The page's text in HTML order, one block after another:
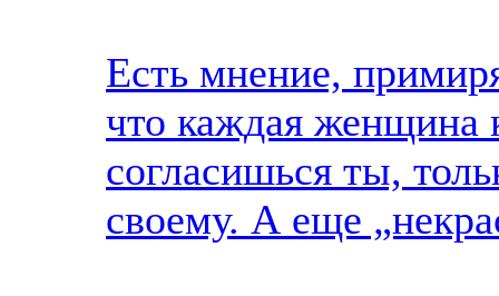
Есть мнение,
что каждая женщина
согласишься ты,
своему. А еще